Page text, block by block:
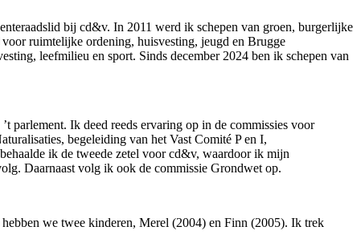
bij cd&v. In 2011 werd ik schepen van groen, burgerlijke
ruimtelijke ordening, huisvesting, jeugd en Brugge
leefmilieu en sport. Sinds december 2024 ben ik schepen van
parlement. Ik deed reeds ervaring op in de commissies voor
begeleiding van het Vast Comité P en I,
ik de tweede zetel voor cd&v, waardoor ik mijn
Daarnaast volg ik ook de commissie Grondwet op.
we twee kinderen, Merel (2004) en Finn (2005). Ik trek